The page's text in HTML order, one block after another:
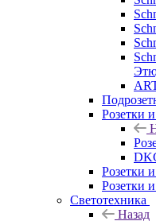
Розетки
Розетки
Розетки
Светотехника
Назад